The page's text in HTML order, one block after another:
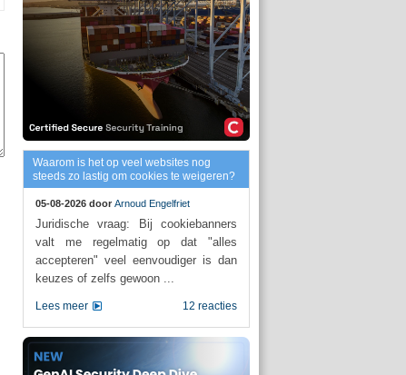
Waarom is het op veel websites nog
steeds zo lastig om cookies te weigeren?
05-08-2026 door Arnoud Engelfriet
Juridische vraag: Bij cookiebanners
valt me regelmatig op dat "alles
accepteren" veel eenvoudiger is dan
keuzes of zelfs gewoon ...
12 reacties
Lees meer